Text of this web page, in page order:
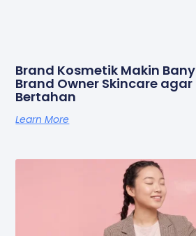
Brand Kosmetik Makin
Brand Owner Skincare
Bertahan
Learn More